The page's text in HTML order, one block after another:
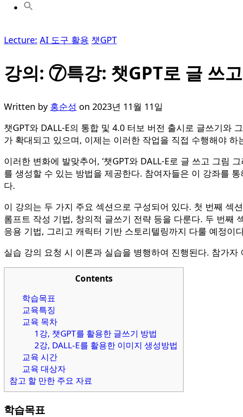
Lecture: AI 도구 활용 챗GPT
강의: ⑦특강: 챗GPT로 글 쓰
Written by 홍순성 on 2023년 11월 11일
챗GPT와 DALL-E의 통합 및 4.0 터보 버전 출시로 글쓰기와
가 확대되고 있으며, 이제는 이러한 작업을 직접 수행해야 하
이러한 변화에 발맞추어, ‘챗GPT와 DALL-E로 글 쓰고 그림
를 생성할 수 있는 방법을 제공한다. 참여자들은 이 강좌를
다.
이 강의는 두 가지 주요 섹션으로 구성되어 있다. 첫 번째 섹
롬프트 작성 기법, 창의적 글쓰기 전략 등을 다룬다. 두 번째
응용 기법, 그리고 캐릭터 기반 스토리텔링까지 다룰 예정이
실습 강의 요청 시 이론과 실습을 병행하여 진행된다. 참가
Contents
학습목표
교육특징
교육 목차
1강, 챗GPT를 활용한 글쓰기 방법
2강, DALL-E를 활용한 이미지 생성방법
교육 시간
교육 대상자
참고 할 만한 주요 자료
학습목표